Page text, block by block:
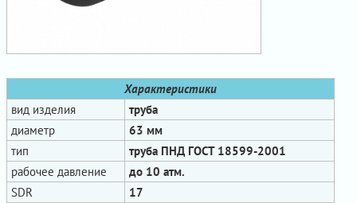
Характеристики
вид изделия
труба
диаметр
63 мм
тип
труба ПНД ГОСТ 18599-2001
рабочее давление
до 10 атм.
SDR
17